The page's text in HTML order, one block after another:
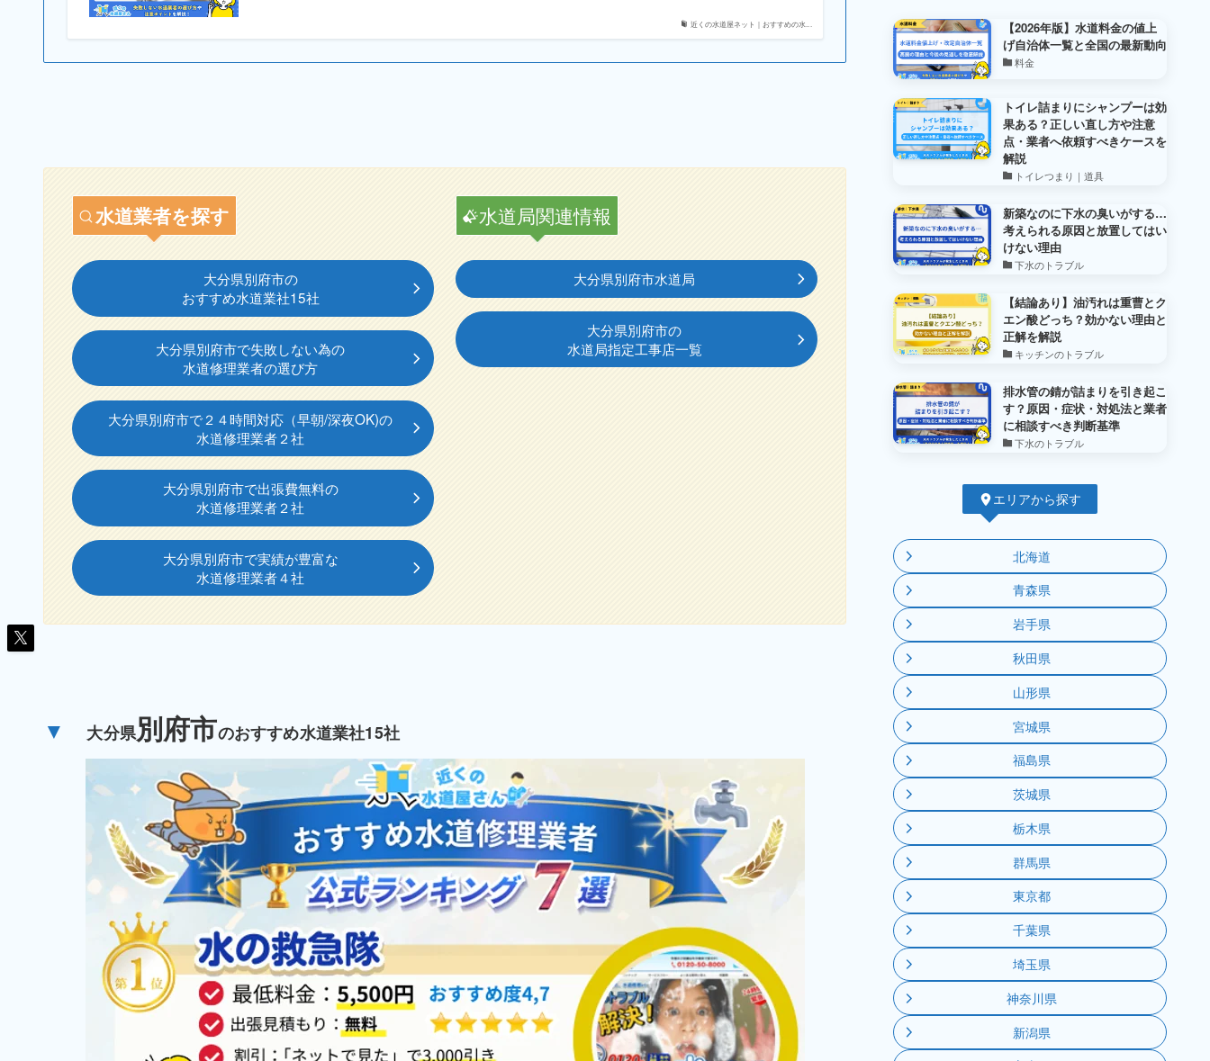
近くの水道屋ネット｜おすすめの水...
水道業者を探す
大分県別府市の
おすすめ水道業社15社
大分県別府市で失敗しない為の
水道修理業者の選び方
大分県別府市で２４時間対応（早朝/深夜OK)の
水道修理業者２社
大分県別府市で出張費無料の
水道修理業者２社
大分県別府市で実績が豊富な
水道修理業者４社
水道局関連情報
大分県別府市水道局
大分県別府市の
水道局指定工事店一覧
▼ 大分県別府市のおすすめ水道業社15社
【2026年版】水道料金の値上
げ自治体一覧と全国の最新動向
料金
トイレ詰まりにシャンプーは効
果ある？正しい直し方や注意
点・業者へ依頼すべきケースを
解説
トイレつまり｜道具
新築なのに下水の臭いがする…
考えられる原因と放置してはい
けない理由
下水のトラブル
【結論あり】油汚れは重曹とク
エン酸どっち？効かない理由と
正解を解説
キッチンのトラブル
排水管の錆が詰まりを引き起こ
す？原因・症状・対処法と業者
に相談すべき判断基準
下水のトラブル
エリアから探す
北海道
青森県
岩手県
秋田県
山形県
宮城県
福島県
茨城県
栃木県
群馬県
東京都
千葉県
埼玉県
神奈川県
新潟県